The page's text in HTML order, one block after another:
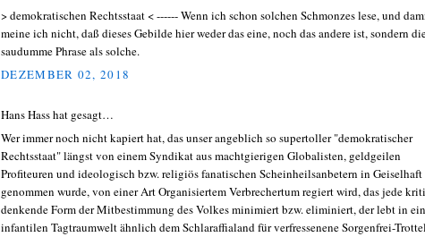
> demokratischen Rechtsstaat < ------ Wenn ich schon solchen Schmonzes lese, und
meine ich nicht, daß dieses Gebilde hier weder das eine, noch das andere ist, sondern
saudumme Phrase als solche.
DEZEMBER 02, 2018
Hans Hass hat gesagt…
Wer immer noch nicht kapiert hat, das unser angeblich so supertoller "demokratischer
Rechtsstaat" längst von einem Syndikat aus machtgierigen Globalisten, geldgeilen
Profiteuren und ideologisch bzw. religiös fanatischen Scheinheilsanbetern in Geiselhaft
genommen wurde, von einer Art Organisiertem Verbrechertum regiert wird, das jede
denkende Form der Mitbestimmung des Volkes minimiert bzw. eliminiert, der lebt in
infantilen Tagtraumwelt ähnlich dem Schlaraffialand für verfressenene Sorgenfrei-